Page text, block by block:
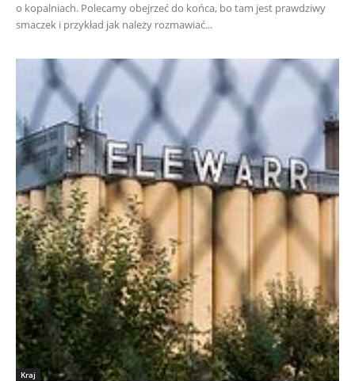
o kopalniach. Polecamy obejrzeć do końca, bo tam jest prawdziwy
smaczek i przykład jak należy rozmawiać...
Kraj